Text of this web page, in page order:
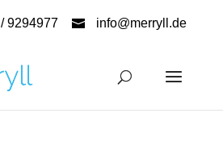
9294977 info@merryll.de